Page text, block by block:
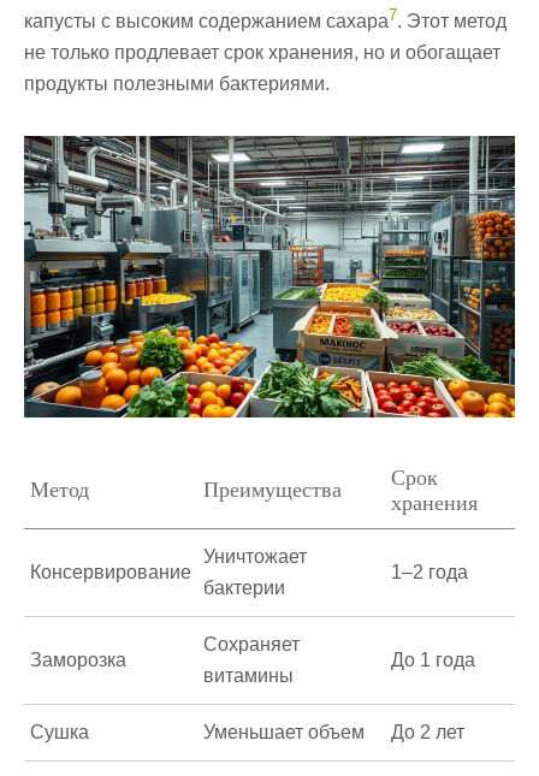
капусты с высоким содержанием сахара7. Этот метод
не только продлевает срок хранения, но и обогащает
продукты полезными бактериями.
Метод Преимущества
Срок
хранения
Консервирование
Уничтожает
бактерии
1–2 года
Заморозка
Сохраняет
витамины
До 1 года
Сушка Уменьшает объем До 2 лет